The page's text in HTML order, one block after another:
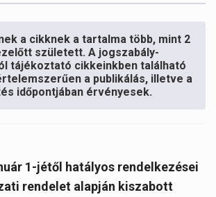
a cikknek a tartalma több, mint 2
született. A jogszabály-
tájékoztató cikkeinkben található
a publikálás, illetve a
időpontjában érvényesek.
1-jétől hatályos rendelkezései
rendelet alapján kiszabott